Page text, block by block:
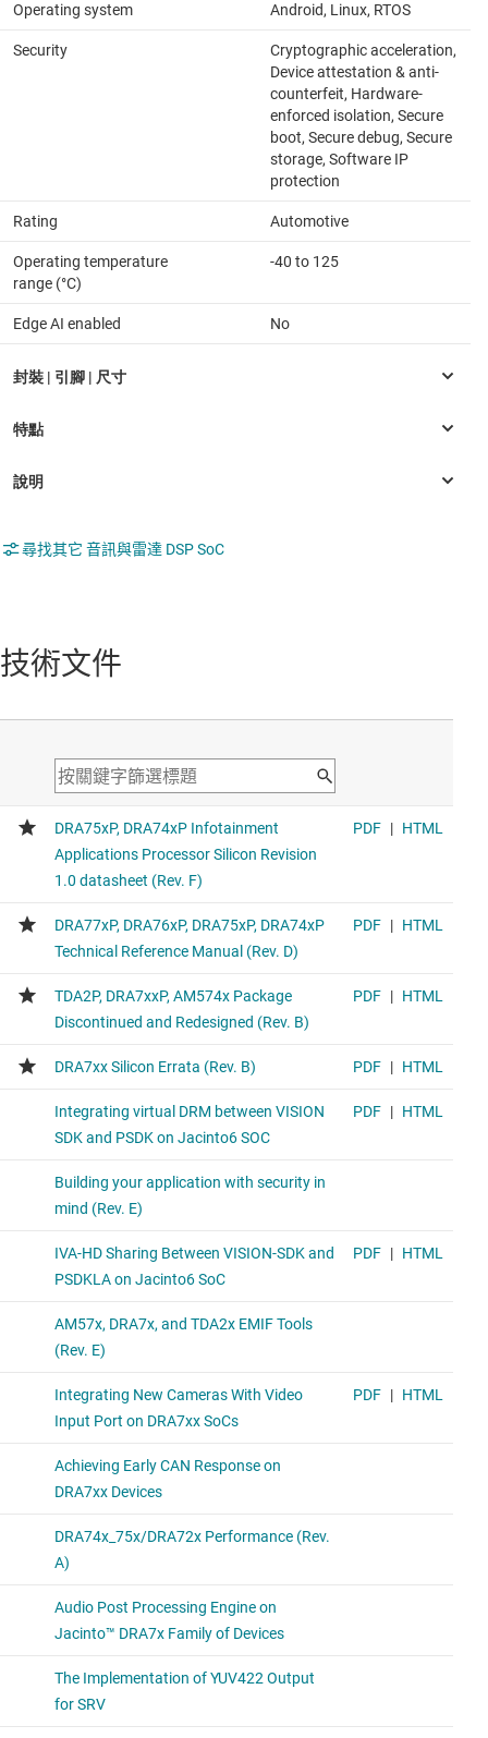
Operating system Android, Linux, RTOS
Security
Cryptographic acceleration,
Device attestation & anti-
counterfeit, Hardware-
enforced isolation, Secure
boot, Secure debug, Secure
storage, Software IP
protection
Rating Automotive
Operating temperature
range (°C)
-40 to 125
Edge AI enabled No
尋找其它 音訊與雷達 DSP SoC
技術文件